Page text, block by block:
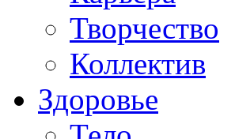
Творчество
Коллектив
Здоровье